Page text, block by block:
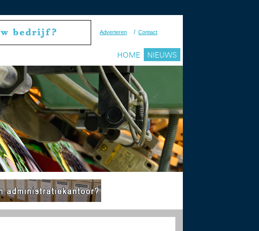
Adverteren / Contact
HOME NIEUWS